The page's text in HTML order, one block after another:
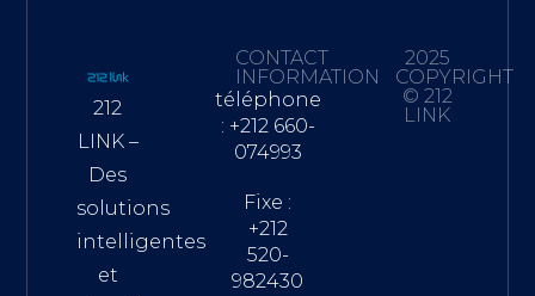
212
LINK –
Des
solutions
intelligentes
et
CONTACT
INFORMATION
téléphone
: +212 660-
074993
Fixe :
+212
520-
982430
2025
COPYRIGHT
© 212
LINK